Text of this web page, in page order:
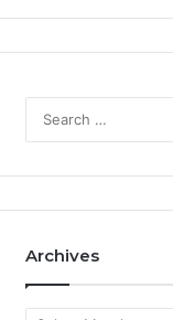
Archives